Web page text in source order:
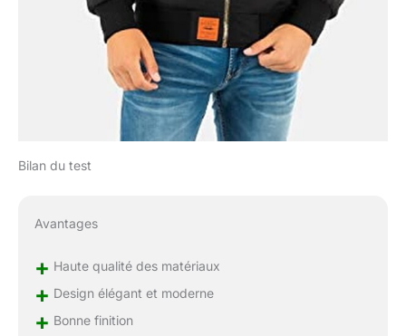
Bilan du test
Avantages
+ Haute qualité des matériaux
+ Design élégant et moderne
+ Bonne finition